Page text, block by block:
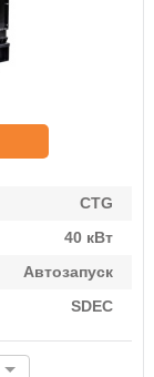
CTG
40 кВт
Автозапуск
SDEC